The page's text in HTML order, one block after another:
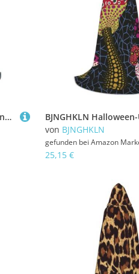
BJNGHKLN Halloween-Umhang mit Kapuze, bodenlang, schöner Bergaufdruck, langer Kapuzenumhang für Teenager
von BJNGHKLN
gefunden bei Amazon
25,15 €